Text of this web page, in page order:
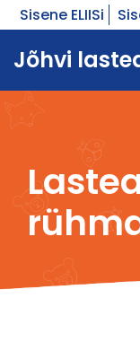
Skip
to
content
Sisene ELIISi
Jõhvi